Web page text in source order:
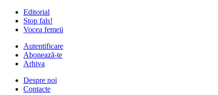
Editorial
Stop fals!
Vocea femeii
Autentificare
Abonează-te
Arhiva
Despre noi
Contacte